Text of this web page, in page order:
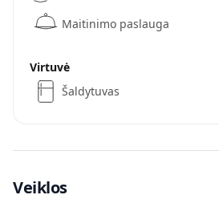
Maitinimo paslauga
Virtuvė
Šaldytuvas
Veiklos